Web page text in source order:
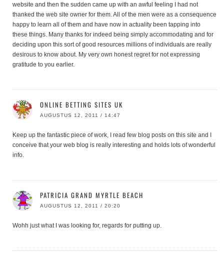
website and then the sudden came up with an awful feeling I had not
thanked the web site owner for them. All of the men were as a consequence
happy to learn all of them and have now in actuality been tapping into
these things. Many thanks for indeed being simply accommodating and for
deciding upon this sort of good resources millions of individuals are really
desirous to know about. My very own honest regret for not expressing
gratitude to you earlier.
ONLINE BETTING SITES UK
AUGUSTUS 12, 2011 / 14:47
Keep up the fantastic piece of work, I read few blog posts on this site and I
conceive that your web blog is really interesting and holds lots of wonderful
info.
PATRICIA GRAND MYRTLE BEACH
AUGUSTUS 12, 2011 / 20:20
Wohh just what I was looking for, regards for putting up.